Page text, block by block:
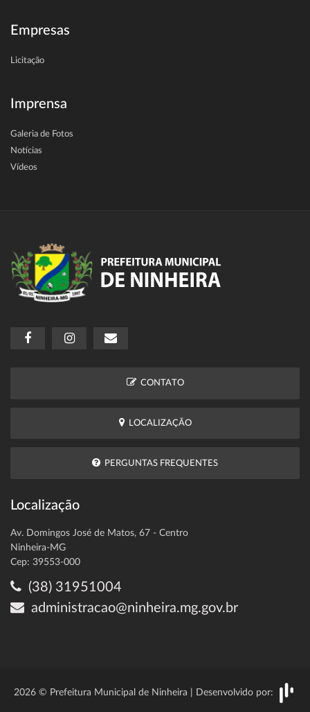
Empresas
Licitação
Imprensa
Galeria de Fotos
Notícias
Vídeos
CONTATO
LOCALIZAÇÃO
PERGUNTAS FREQUENTES
Localização
Av. Domingos José de Matos, 67 - Centro
Ninheira-MG
Cep: 39553-000
(38) 31951004
administracao@ninheira.mg.gov.br
2026 © Prefeitura Municipal de Ninheira | Desenvolvido por: